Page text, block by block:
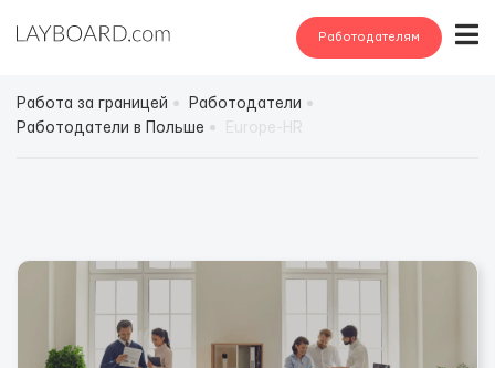
Работодателям
Работа за границей
Работодатели
Работодатели в Польше